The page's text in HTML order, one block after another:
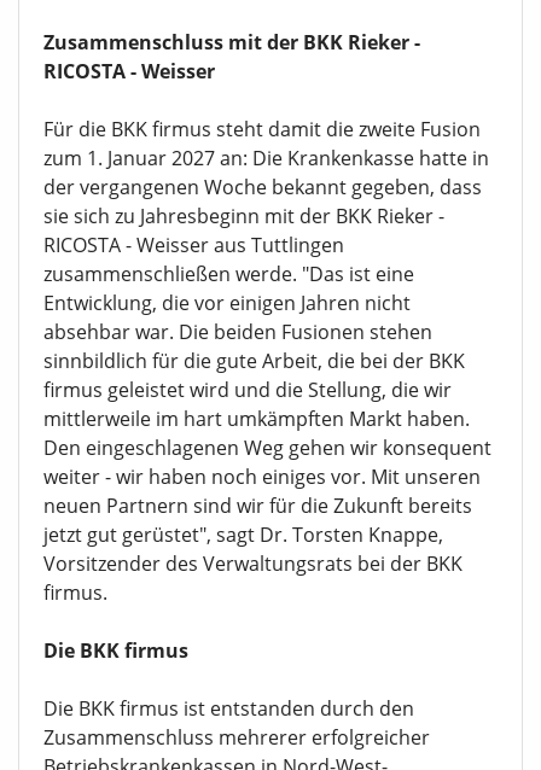
Zusammenschluss mit der BKK Rieker -
RICOSTA - Weisser
Für die BKK firmus steht damit die zweite Fusion
zum 1. Januar 2027 an: Die Krankenkasse hatte in
der vergangenen Woche bekannt gegeben, dass
sie sich zu Jahresbeginn mit der BKK Rieker -
RICOSTA - Weisser aus Tuttlingen
zusammenschließen werde. "Das ist eine
Entwicklung, die vor einigen Jahren nicht
absehbar war. Die beiden Fusionen stehen
sinnbildlich für die gute Arbeit, die bei der BKK
firmus geleistet wird und die Stellung, die wir
mittlerweile im hart umkämpften Markt haben.
Den eingeschlagenen Weg gehen wir konsequent
weiter - wir haben noch einiges vor. Mit unseren
neuen Partnern sind wir für die Zukunft bereits
jetzt gut gerüstet", sagt Dr. Torsten Knappe,
Vorsitzender des Verwaltungsrats bei der BKK
firmus.
Die BKK firmus
Die BKK firmus ist entstanden durch den
Zusammenschluss mehrerer erfolgreicher